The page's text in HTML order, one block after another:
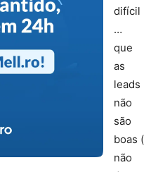
difícil
…
que
as
leads
não
são
boas (
não